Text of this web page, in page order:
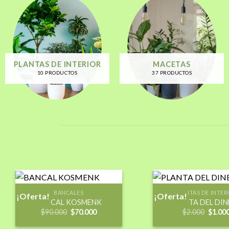
BOLSAS DE CULTIVO
12 PRODUCTOS
¡Oferta! BANCALES
BANCAL KOSMENK
$90.000 El
precio
original
$70.000El
actual
¡Oferta!PLANTAS DE
PLANTA DEL
$2.000 El
precio
$